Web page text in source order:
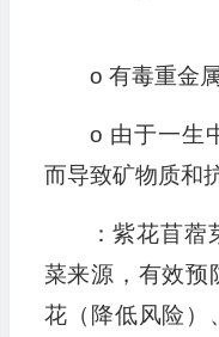
o 有毒重金
o 由于一生
而导致矿物质和
：紫花苜
菜来源，有效预
花（降低风险）